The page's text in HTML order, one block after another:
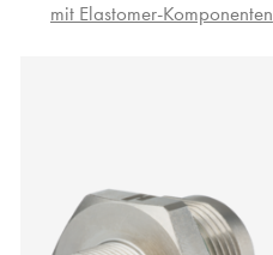
mit Elastomer-Komponenten